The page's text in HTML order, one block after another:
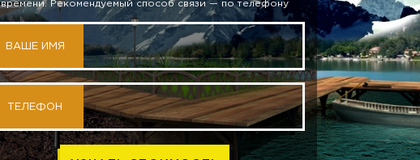
времени. Рекомендуемый способ связи — по телефону
ВАШЕ ИМЯ
ТЕЛЕФОН